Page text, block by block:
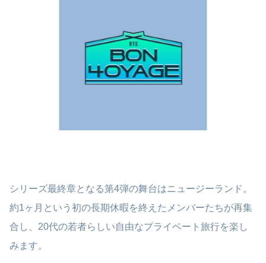
シリーズ最終章となる第4弾の舞台はニュージーランド。
約1ヶ月という初の長期休暇を終えたメンバーたちが再集
合し、20代の若者らしい自由なプライベート旅行を楽し
みます。